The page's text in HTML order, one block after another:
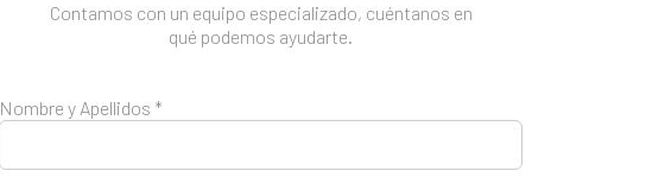
Contamos con un equipo especializado, cuéntanos en
qué podemos ayudarte.
Nombre y Apellidos *